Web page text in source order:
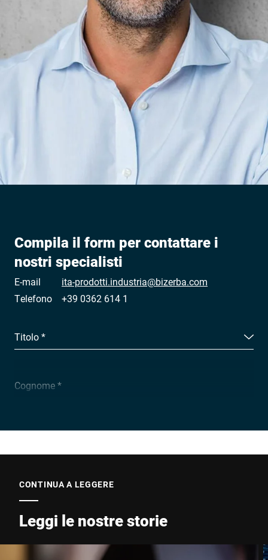
Compila il form per contattare i
nostri specialisti
E-mail
ita-prodotti.industria@bizerba.com
Telefono
+39 0362 614 1
Titolo *
Cognome *
Ragione sociale *
E-mail *
Telefono *
CONTINUA A LEGGERE
Leggi le nostre storie